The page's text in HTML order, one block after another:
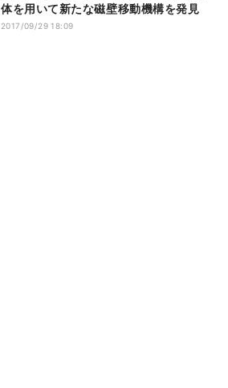
体を用いて新たな磁壁移動機構を発見
2017/09/29 18:09